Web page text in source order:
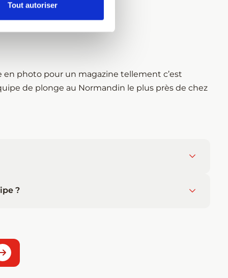
Tout autoriser
en photo pour un magazine tellement c’est
de plonge au Normandin le plus près de chez
?